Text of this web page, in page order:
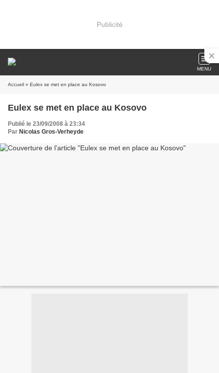
Publicité
MENU
Accueil » Eulex se met en place au Kosovo
Eulex se met en place au Kosovo
Publié le 23/09/2008 à 23:34
Par Nicolas Gros-Verheyde